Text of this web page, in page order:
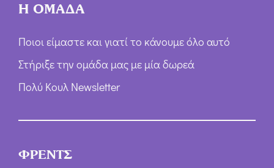
Η ΟΜΑΔΑ
Ποιοι είμαστε και γιατί το κάνουμε όλο αυτό
Στήριξε την ομάδα μας με μία δωρεά
Πολύ Κουλ Newsletter
ΦΡΕΝΤΣ